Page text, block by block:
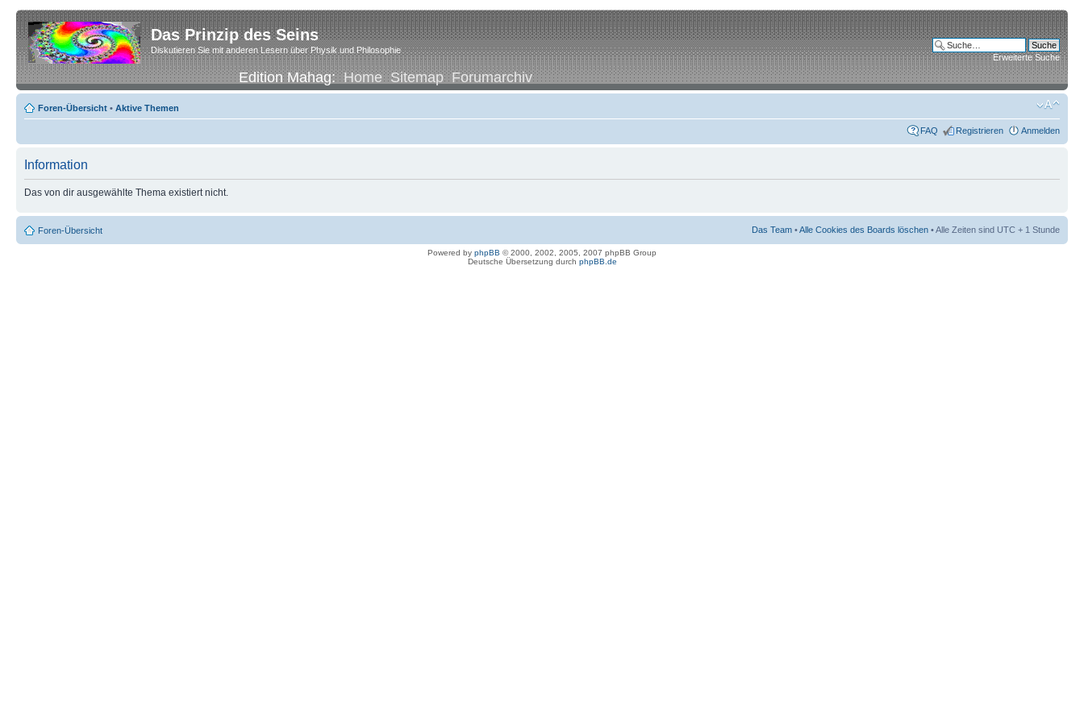
Das Prinzip des Seins
Diskutieren Sie mit anderen Lesern über Physik und Philosophie
Edition Mahag:Home Sitemap Forumarchiv
Erweiterte Suche
Foren-Übersicht • Aktive Themen
FAQ Registrieren Anmelden
Information
Das von dir ausgewählte Thema existiert nicht.
Foren-Übersicht Das Team •Alle Cookies des Boards löschen • Alle Zeiten sind UTC + 1 Stunde
Powered by phpBB © 2000, 2002, 2005, 2007 phpBB Group
Deutsche Übersetzung durch phpBB.de